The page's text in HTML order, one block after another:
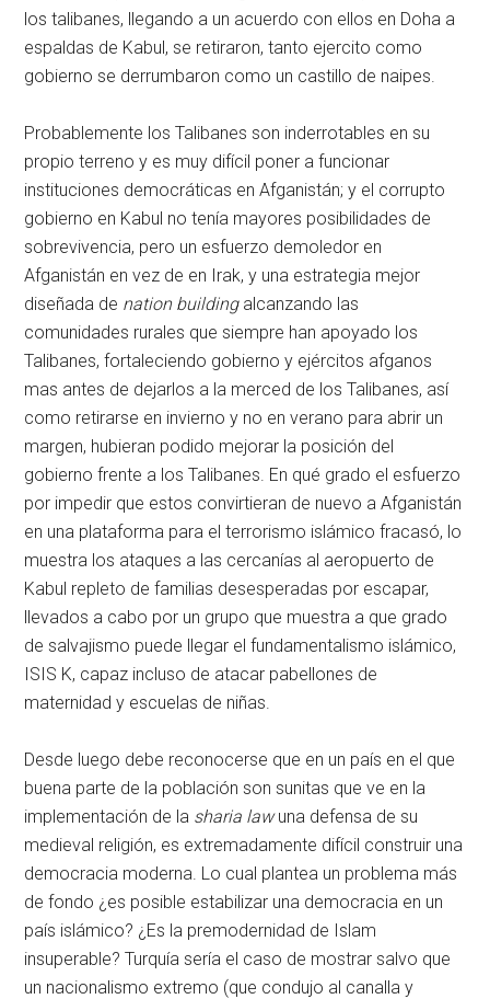
los talibanes, llegando a un acuerdo con ellos en Doha a
espaldas de Kabul, se retiraron, tanto ejercito como
gobierno se derrumbaron como un castillo de naipes.
Probablemente los Talibanes son inderrotables en su
propio terreno y es muy difícil poner a funcionar
instituciones democráticas en Afganistán; y el corrupto
gobierno en Kabul no tenía mayores posibilidades de
sobrevivencia, pero un esfuerzo demoledor en
Afganistán en vez de en Irak, y una estrategia mejor
diseñada de nation buildingalcanzando las
comunidades rurales que siempre han apoyado los
Talibanes, fortaleciendo gobierno y ejércitos afganos
mas antes de dejarlos a la merced de los Talibanes, así
como retirarse en invierno y no en verano para abrir un
margen, hubieran podido mejorar la posición del
gobierno frente a los Talibanes. En qué grado el esfuerzo
por impedir que estos convirtieran de nuevo a Afganistán
en una plataforma para el terrorismo islámico fracasó, lo
muestra los ataques a las cercanías al aeropuerto de
Kabul repleto de familias desesperadas por escapar,
llevados a cabo por un grupo que muestra a que grado
de salvajismo puede llegar el fundamentalismo islámico,
ISIS K, capaz incluso de atacar pabellones de
maternidad y escuelas de niñas.
Desde luego debe reconocerse que en un país en el que
buena parte de la población son sunitas que ve en la
implementación de la sharia lawuna defensa de su
medieval religión, es extremadamente difícil construir una
democracia moderna. Lo cual plantea un problema más
de fondo ¿es posible estabilizar una democracia en un
país islámico? ¿Es la premodernidad de Islam
insuperable? Turquía sería el caso de mostrar salvo que
un nacionalismo extremo (que condujo al canalla y